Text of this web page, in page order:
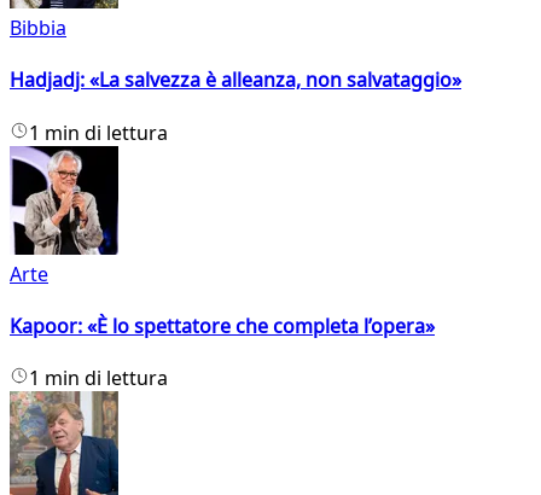
Bibbia
Hadjadj: «La salvezza è alleanza, non salvataggio»
1 min di lettura
Arte
Kapoor: «È lo spettatore che completa l’opera»
1 min di lettura